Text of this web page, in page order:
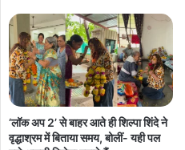
‘लॉक अप 2’ से बाहर आते ही शिल्पा शिंदे ने
वृद्धाश्रम में बिताया समय, बोलीं- यही पल